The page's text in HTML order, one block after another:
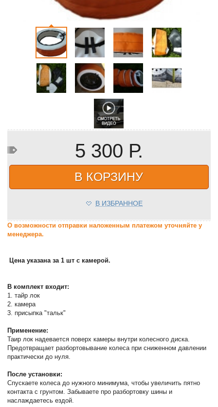
5 300 Р.
В КОРЗИНУ
В ИЗБРАННОЕ
О возможности отправки наложенным платежом уточняйте у
менеджера.
Цена указана за 1 шт с камерой.
В комплект входит:
1. тайр лок
2. камера
3. присыпка "тальк"
Применение:
Таир лок надевается поверх камеры внутри колесного диска.
Предотвращает разбортовывание колеса при сниженном давлении
практически до нуля.
После установки:
Спускаете колеса до нужного минимума, чтобы увеличить пятно
контакта с грунтом. Забываете про разбортовку шины и
наслаждаетесь ездой.